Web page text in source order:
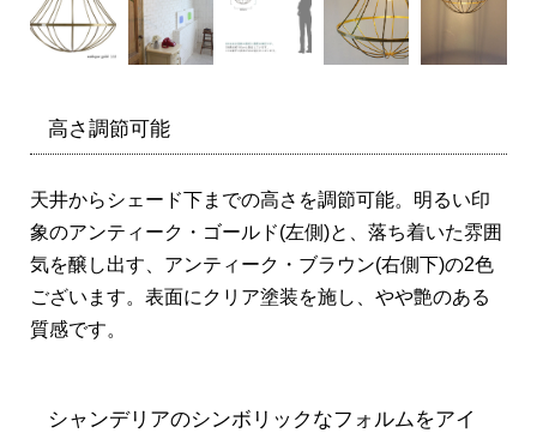
高さ調節可能
天井からシェード下までの高さを調節可能。明るい印
象のアンティーク・ゴールド(左側)と、落ち着いた雰囲
気を醸し出す、アンティーク・ブラウン(右側下)の2色
ございます。表面にクリア塗装を施し、やや艶のある
質感です。
シャンデリアのシンボリックなフォルムをアイ